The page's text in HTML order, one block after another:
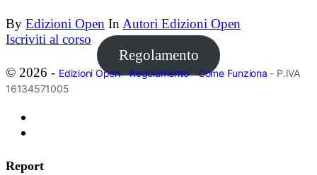
By Edizioni Open In Autori Edizioni Open
Iscriviti al corso
Regolamento
© 2026 - Edizioni Open-Regolamento-Come Funziona - P.IVA
16134571005
Report